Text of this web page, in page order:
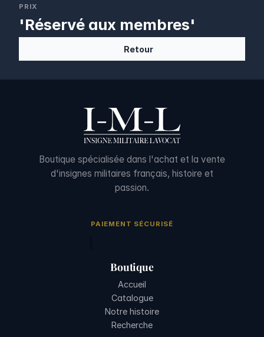
PRIX
'Réservé aux membres'
Retour
Boutique spécialisée dans l'achat et la vente
d'insignes militaires français, histoire et
passion.
PAIEMENT SÉCURISÉ
Boutique
Accueil
Catalogue
Notre histoire
Recherche